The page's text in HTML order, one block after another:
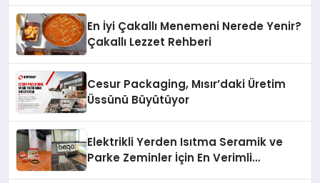
En İyi Çakallı Menemeni Nerede Yenir?
Çakallı Lezzet Rehberi
Cesur Packaging, Mısır’daki Üretim
Üssünü Büyütüyor
Elektrikli Yerden Isıtma Seramik ve
Parke Zeminler İçin En Verimli